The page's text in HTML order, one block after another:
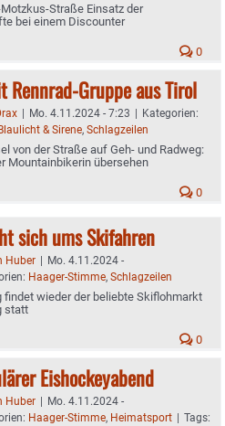
Straße Einsatz der
bei einem Discounter
0
Rennrad-Gruppe aus Tirol
| Mo. 4.11.2024 - 7:23 | Kategorien:
& Sirene, Schlagzeilen
von der Straße auf Geh- und Radweg:
Mountainbikerin übersehen
0
sich ums Skifahren
Huber | Mo. 4.11.2024 -
Haager-Stimme, Schlagzeilen
findet wieder der beliebte Skiflohmarkt
statt
0
Eishockeyabend
Huber | Mo. 4.11.2024 -
Haager-Stimme, Heimatsport | Tags: